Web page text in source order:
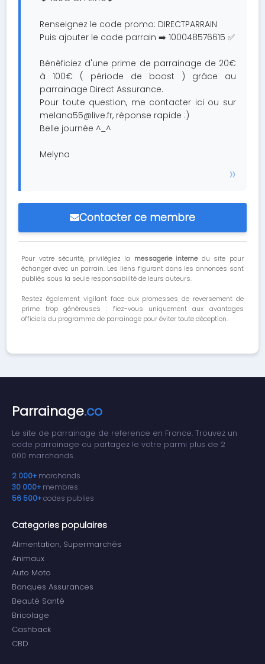
Renseignez le code promo: DIRECTPARRAIN
Puis ajouter le code parrain ➡️ 100048576615 ✅
Bénéficiez d'une prime de parrainage de 20€
à 100€ ( période de boost ) grâce au
parrainage Direct Assurance.
Pour toute question, me contacter ici ou sur
melana55@live.fr, réponse rapide :)
Belle journée ^_^
Melyna
Contacter ce membre
Pour votre sécurité, privilégiez la messagerie internedu site pour
échanger avec un parrain. Les liens figurant dans les annonces sont
publiés sous la seule responsabilité de leurs auteurs.
Restez également vigilant face aux promesses de reversement de
prime trop généreuses : fiez-vous uniquement aux avantages
officiels du programme de parrainage pour éviter toute déception.
Parrainage.co
Le site de parrainage de reference en France. Trouvez un
code parrainage ou partagez le votre parmi plus de 2
000 marchands.
2 000+ marchands
30 000+ membres
56 500+codes publies
Categories populaires
Alimentation, Supermarchés
Animaux
Auto Moto
Banques Assurances
Beauté Santé
Bricolage
Cashback
CBD